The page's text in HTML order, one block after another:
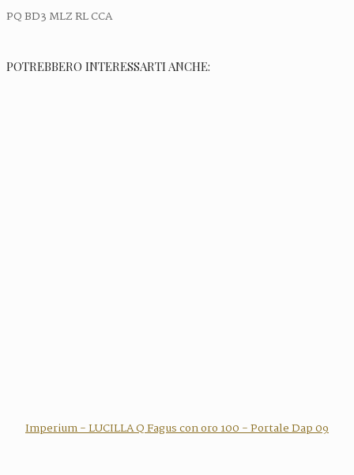
PQ BD3 MLZ RL CCA
POTREBBERO INTERESSARTI ANCHE:
Imperium - LUCILLA Q Fagus con oro 100 - Portale Dap 09